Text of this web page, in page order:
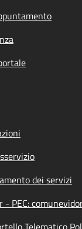
dei servizi
- PEC: